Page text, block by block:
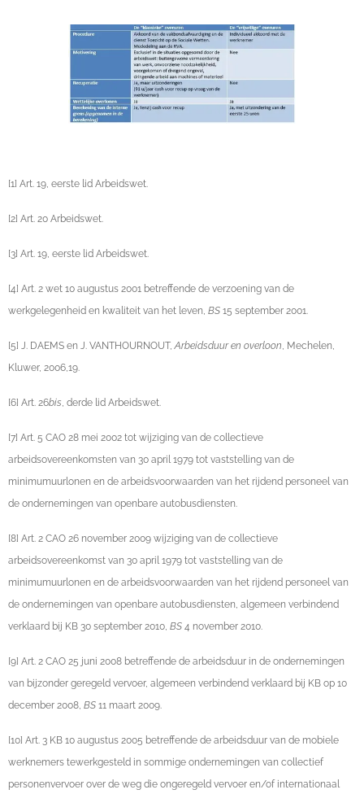
[1] Art. 19, eerste lid Arbeidswet.
[2] Art. 20 Arbeidswet.
[3] Art. 19, eerste lid Arbeidswet.
[4] Art. 2 wet 10 augustus 2001 betreffende de verzoening van de
werkgelegenheid en kwaliteit van het leven, BS 15 september 2001.
[5] J. DAEMS en J. VANTHOURNOUT,Arbeidsduur en overloon, Mechelen,
Kluwer, 2006,19.
[6] Art. 26bis, derde lid Arbeidswet.
[7] Art. 5 CAO 28 mei 2002 tot wijziging van de collectieve
arbeidsovereenkomsten van 30 april 1979 tot vaststelling van de
minimumuurlonen en de arbeidsvoorwaarden van het rijdend personeel van
de ondernemingen van openbare autobusdiensten.
[8] Art. 2 CAO 26 november 2009 wijziging van de collectieve
arbeidsovereenkomst van 30 april 1979 tot vaststelling van de
minimumuurlonen en de arbeidsvoorwaarden van het rijdend personeel van
de ondernemingen van openbare autobusdiensten, algemeen verbindend
verklaard bij KB 30 september 2010, BS 4 november 2010.
[9] Art. 2 CAO 25 juni 2008 betreffende de arbeidsduur in de ondernemingen
van bijzonder geregeld vervoer, algemeen verbindend verklaard bij KB op 10
december 2008, BS 11 maart 2009.
[10] Art. 3 KB 10 augustus 2005 betreffende de arbeidsduur van de mobiele
werknemers tewerkgesteld in sommige ondernemingen van collectief
personenvervoer over de weg die ongeregeld vervoer en/of internationaal